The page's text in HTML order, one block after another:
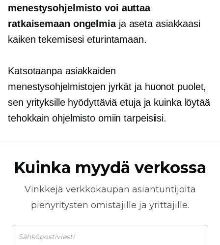
menestysohjelmisto voi auttaa
ratkaisemaan ongelmiaja aseta asiakkaasi
kaiken tekemisesi eturintamaan.
Katsotaanpa asiakkaiden
menestysohjelmistojen jyrkät ja huonot puolet,
sen yrityksille hyödyttäviä etuja ja kuinka löytää
tehokkain ohjelmisto omiin tarpeisiisi.
Kuinka myydä verkossa
Vinkkejä verkkokaupan asiantuntijoita
pienyritysten omistajille ja yrittäjille.